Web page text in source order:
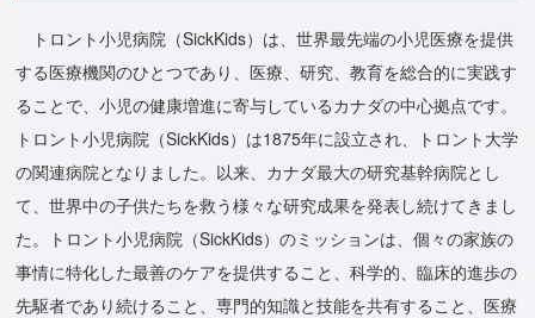
トロント小児病院（SickKids）は、世界最先端の小児医療を提供
する医療機関のひとつであり、医療、研究、教育を総合的に実践す
ることで、小児の健康増進に寄与しているカナダの中心拠点です。
トロント小児病院（SickKids）は1875年に設立され、トロント大学
の関連病院となりました。以来、カナダ最大の研究基幹病院とし
て、世界中の子供たちを救う様々な研究成果を発表し続けてきまし
た。トロント小児病院（SickKids）のミッションは、個々の家族の
事情に特化した最善のケアを提供すること、科学的、臨床的進歩の
先駆者であり続けること、専門的知識と技能を共有すること、医療